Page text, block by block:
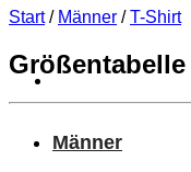
Männer
Start / Männer / T-Shirt